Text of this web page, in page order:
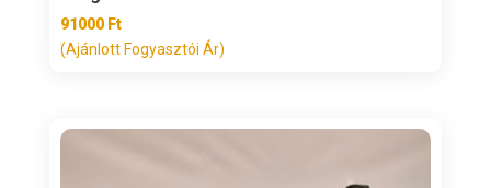
91000 Ft
(Ajánlott Fogyasztói Ár)